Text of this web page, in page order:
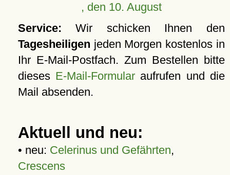
, den 10. August
Service: Wir schicken Ihnen den
Tagesheiligen jeden Morgen kostenlos in
Ihr E-Mail-Postfach. Zum Bestellen bitte
dieses E-Mail-Formular aufrufen und die
Mail absenden.
Aktuell und neu:
• neu: Celerinus und Gefährten,
Crescens